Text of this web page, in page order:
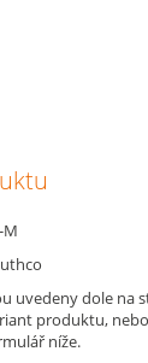
M
uvedeny dole na
produktu,
níže.